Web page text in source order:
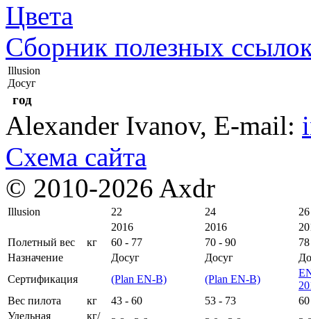
Цвета
Сборник полезных
Illusion
Досуг
год
Alexander Ivanov, E-mail:
Схема сайта
© 2010-2026 Axdr
Illusion 22 24
26
2016
2016
Полетный вес
кг 60 - 77 70 - 90
Назначение
Досуг Досуг
Сертификация
(Plan EN-B) (Plan EN-B)
Вес пилота
кг 43 - 60 53 - 73
Удельная
кг/